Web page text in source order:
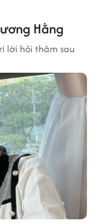
Hằng
lời hỏi thăm sau